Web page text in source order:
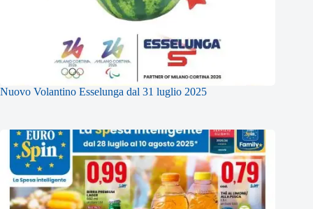
Nuovo Volantino Esselunga dal 31 luglio 2025